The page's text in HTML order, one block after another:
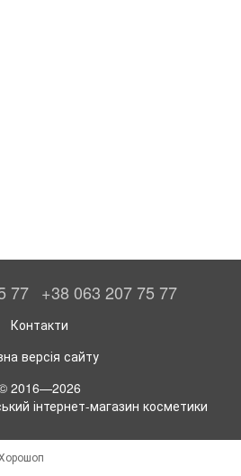
77 +38 063 207 75 77
Контакти
версія сайту
2016—2026
інтернет-магазин косметики